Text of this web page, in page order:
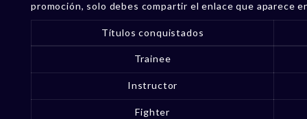
promoción, solo debes compartir el enlace que aparece
Títulos conquistados
Trainee
Instructor
Fighter